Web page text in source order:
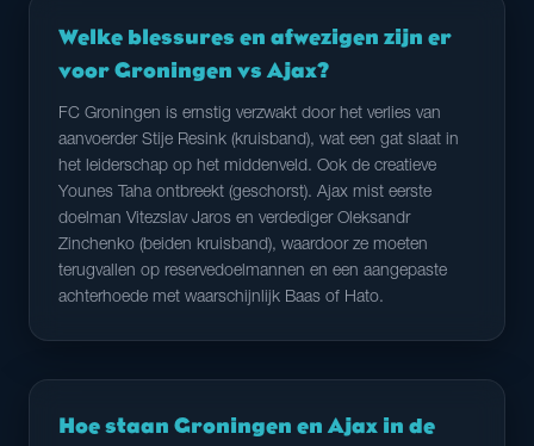
Welke blessures en afwezigen zijn er
voor Groningen vs Ajax?
FC Groningen is ernstig verzwakt door het verlies van
aanvoerder Stije Resink (kruisband), wat een gat slaat in
het leiderschap op het middenveld. Ook de creatieve
Younes Taha ontbreekt (geschorst). Ajax mist eerste
doelman Vitezslav Jaros en verdediger Oleksandr
Zinchenko (beiden kruisband), waardoor ze moeten
terugvallen op reservedoelmannen en een aangepaste
achterhoede met waarschijnlijk Baas of Hato.
Hoe staan Groningen en Ajax in de